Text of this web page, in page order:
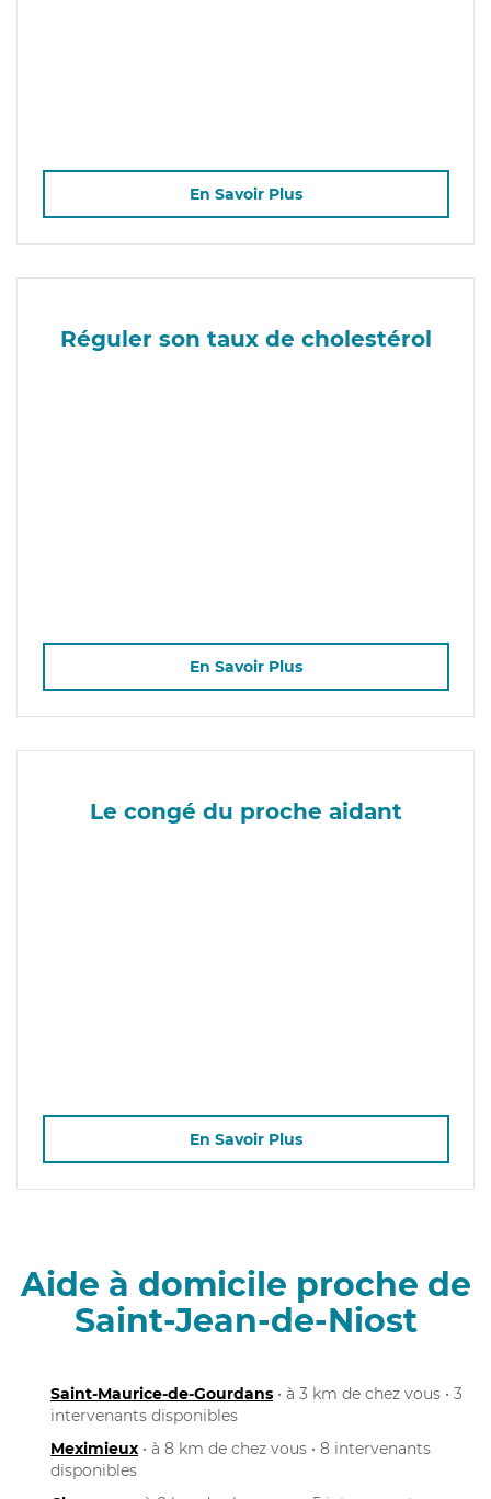
En Savoir Plus
Réguler son taux de cholestérol
En Savoir Plus
Le congé du proche aidant
En Savoir Plus
Aide à domicile proche de
Saint-Jean-de-Niost
Saint-Maurice-de-Gourdans • à 3 km de chez vous • 3
intervenants disponibles
Meximieux • à 8 km de chez vous • 8 intervenants
disponibles